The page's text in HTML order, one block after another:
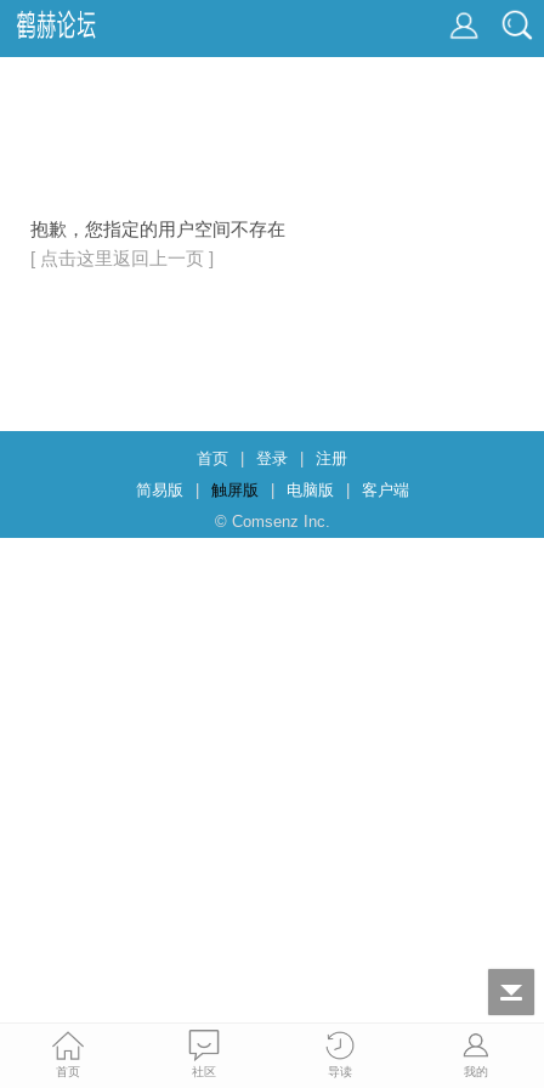
抱歉，您指定的用户空间不存在
[ 点击这里返回上一页 ]
首页 登录
注册
简易版
触屏版 电脑版
客户端
© Comsenz Inc.
首页 社区 导读 我的